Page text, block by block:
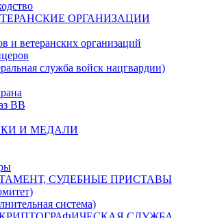
ОРГАНИЗАЦИИ
и ветеранских организаций
служба войск нацгвардии)
ВВ
И МЕДАЛИ
СУДЕБНЫЕ ПРИСТАВЫ
система)